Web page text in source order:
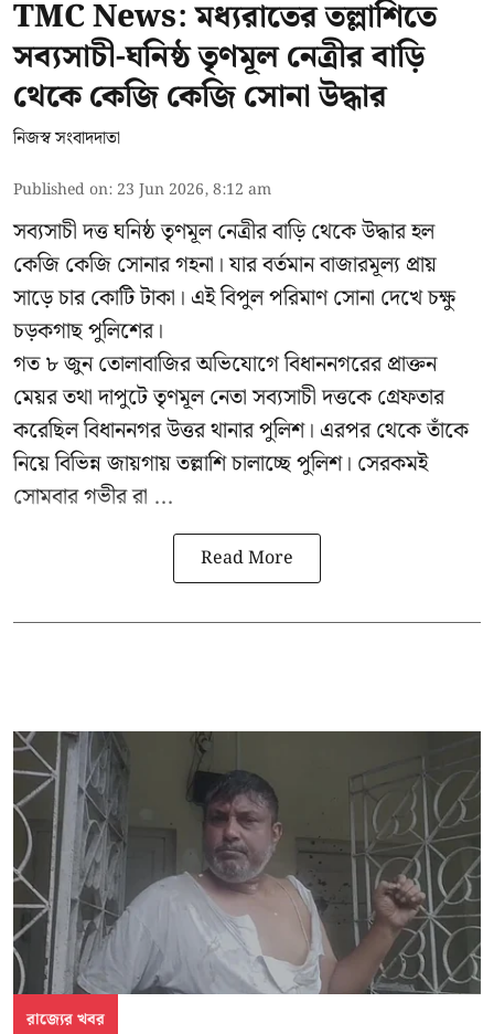
TMC News: মধ্যরাতের তল্লাশিতে
সব্যসাচী-ঘনিষ্ঠ তৃণমূল নেত্রীর বাড়ি
থেকে কেজি কেজি সোনা উদ্ধার
নিজস্ব সংবাদদাতা
Published on: 23 Jun 2026, 8:12 am
সব্যসাচী দত্ত ঘনিষ্ঠ তৃণমূল নেত্রীর বাড়ি থেকে উদ্ধার হল
কেজি কেজি সোনার গহনা। যার বর্তমান বাজারমূল্য প্রায়
সাড়ে চার কোটি টাকা। এই বিপুল পরিমাণ সোনা দেখে চক্ষু
চড়কগাছ পুলিশের।
গত ৮ জুন তোলাবাজির অভিযোগে বিধাননগরের প্রাক্তন
মেয়র তথা দাপুটে তৃণমূল নেতা সব্যসাচী দত্তকে গ্রেফতার
করেছিল বিধাননগর উত্তর থানার পুলিশ। এরপর থেকে তাঁকে
নিয়ে বিভিন্ন জায়গায় তল্লাশি চালাচ্ছে পুলিশ। সেরকমই
সোমবার গভীর রা ...
Read More
রাজ্যের খবর